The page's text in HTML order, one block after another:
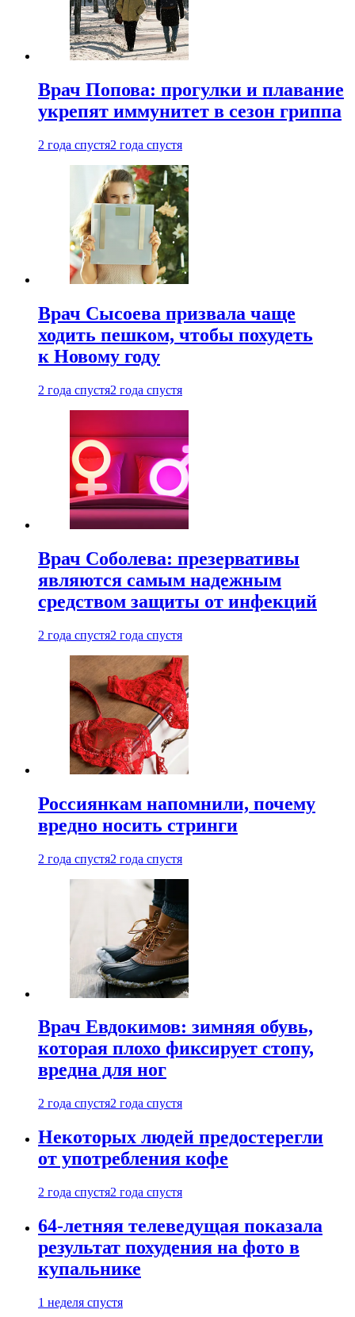
Врач Попова: прогулки и плавание
укрепят иммунитет в сезон гриппа
2 года спустя2 года спустя
Врач Сысоева призвала чаще
ходить пешком, чтобы похудеть
к Новому году
2 года спустя2 года спустя
Врач Соболева: презервативы
являются самым надежным
средством защиты от инфекций
2 года спустя2 года спустя
Россиянкам напомнили, почему
вредно носить стринги
2 года спустя2 года спустя
Врач Евдокимов: зимняя обувь,
которая плохо фиксирует стопу,
вредна для ног
2 года спустя2 года спустя
Некоторых людей предостерегли
от употребления кофе
2 года спустя2 года спустя
64-летняя телеведущая показала
результат похудения на фото в
купальнике
1 неделя спустя